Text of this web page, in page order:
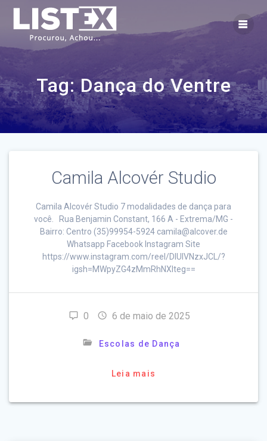
content
Tag:Dança do Ventre
Camila Alcovér Studio
Camila Alcovér Studio 7 modalidades de dança para
você. Rua Benjamin Constant, 166 A - Extrema/MG -
Bairro: Centro (35)99954-5924 camila@alcover.de
Whatsapp Facebook Instagram Site
https://www.instagram.com/reel/DIUIVNzxJCL/?
igsh=MWpyZG4zMmRhNXlteg==
0 6 de maio de 2025
Escolas de Dança
Leia mais